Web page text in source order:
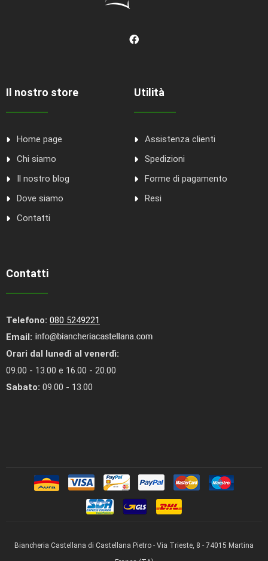
Il nostro store
Home page
Chi siamo
Il nostro blog
Dove siamo
Contatti
Utilità
Assistenza clienti
Spedizioni
Forme di pagamento
Resi
Contatti
Telefono: 080 5249221
Email:
Orari dal lunedì al venerdì:
09.00 - 13.00 e 16.00 - 20.00
Sabato: 09.00 - 13.00
Biancheria Castellana di Castellana Pietro - Via Trieste, 8 - 74015 Martina